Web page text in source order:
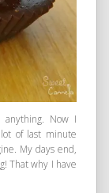
Now I
of last minute
My days end,
That why I have